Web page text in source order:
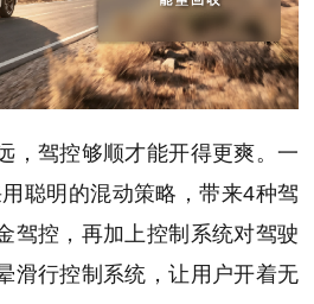
，驾控够顺才能开得更爽。一
聪明的混动策略，带来4种驾
驾控，再加上控制系统对驾驶
滑行控制系统，让用户开着无